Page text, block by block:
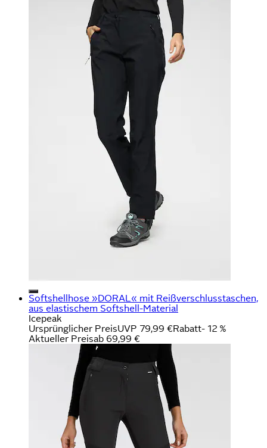
Softshellhose »DORAL« mit Reißverschlusstaschen,
aus elastischem Softshell-Material
Icepeak
Ursprünglicher PreisUVP 79,99 €Rabatt- 12 %
Aktueller Preisab 69,99 €